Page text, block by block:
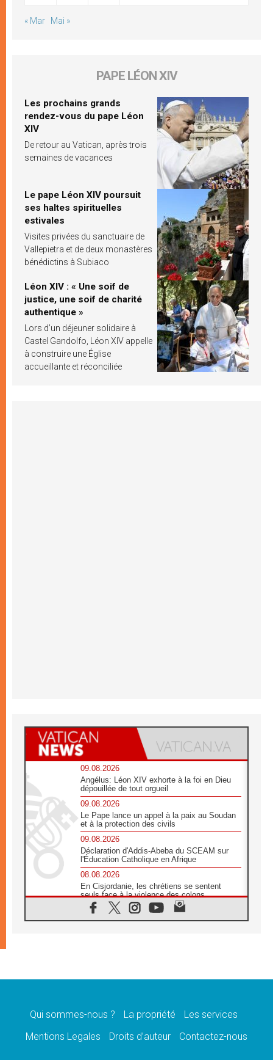
« Mar Mai »
PAPE LÉON XIV
Les prochains grands
rendez-vous du pape Léon
XIV
De retour au Vatican, après trois
semaines de vacances
Le pape Léon XIV poursuit
ses haltes spirituelles
estivales
Visites privées du sanctuaire de
Vallepietra et de deux monastères
bénédictins à Subiaco
Léon XIV : « Une soif de
justice, une soif de charité
authentique »
Lors d’un déjeuner solidaire à
Castel Gandolfo, Léon XIV appelle
à construire une Église
accueillante et réconciliée
09.08.2026
Angélus: Léon XIV exhorte à la foi en Dieu
dépouillée de tout orgueil
09.08.2026
Le Pape lance un appel à la paix au Soudan
et à la protection des civils
09.08.2026
Déclaration d'Addis-Abeba du SCEAM sur
l'Éducation Catholique en Afrique
08.08.2026
En Cisjordanie, les chrétiens se sentent
seuls face à la violence des colons
08.08.2026
Léon XIV au sanctuaire de Notre Dame du
08.08.2026
08.08.2026
catholiques
Qui sommes-nous ? La propriété
Les services
Mentions Legales
Droits d’auteur Contactez-nous